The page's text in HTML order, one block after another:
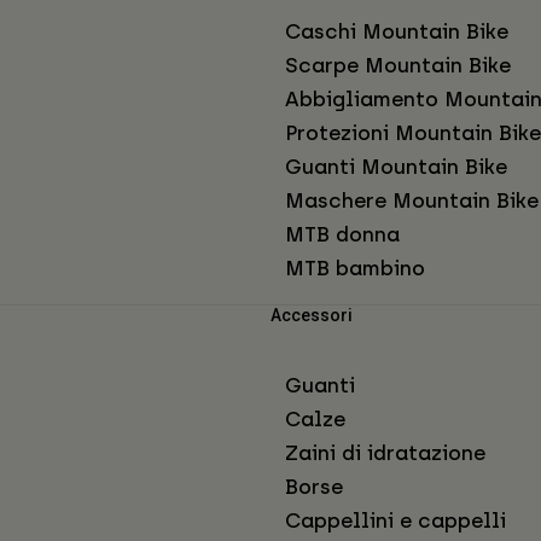
Caschi Mountain Bike
Scarpe Mountain Bike
Abbigliamento
Protezioni Mountain Bike
Guanti Mountain Bike
Maschere Mountain Bike
MTB donna
MTB bambino
Accessori
Guanti
Calze
Zaini di idratazione
Borse
Cappellini e cappelli